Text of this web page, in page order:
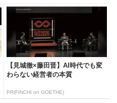
【見城徹×藤田晋】AI時代でも変
わらない経営者の本質
PR(FINCHI on GOETHE)